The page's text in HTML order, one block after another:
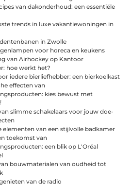
van dakonderhoud: een essentiële
trends in luxe vakantiewoningen in
in Zwolle
voor horeca en keukens
van Airhockey op Kantoor
hoe werkt het?
iedere bierliefhebber: een bierkoelkast
effecten van
kies bewust met
slimme schakelaars voor jouw doe-
elementen van een stijlvolle badkamer
toekomst van
een blik op L'Oréal
bouwmaterialen van oudheid tot
van de radio